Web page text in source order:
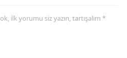
ilk yorumu siz yazın, tartışalım *